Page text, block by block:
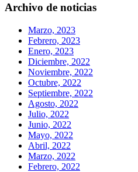
Archivo de noticias
Marzo, 2023
Febrero, 2023
Enero, 2023
Diciembre, 2022
Noviembre, 2022
Octubre, 2022
Septiembre, 2022
Agosto, 2022
Julio, 2022
Junio, 2022
Mayo, 2022
Abril, 2022
Marzo, 2022
Febrero, 2022